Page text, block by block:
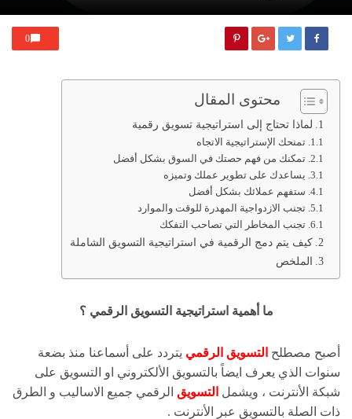
0
محتوى المقال
لماذا تحتاج إلى استراتيجية تسويق رقمية
تمنحك الإستراتيجية الاتجاه
تمكنك من فهم حصتك في السوق بشكل أفضل
يساعدك على تطوير عملك وتميزه
ستفهم عملائك بشكل أفضل
تجنب الازدواجية المهدرة للوقت والموارد
تجنب المخاطر التي تصاحب التفكك
كيف يتم دمج الرقمية في استراتيجية التسويق الشاملة
الملخص
ما أهمية استراتيجية التسويق الرقمي ؟
أصبح مصطلح التسويق الرقمي يتردد على أسماعنا منذ بضعة
سنوات الذي يعرف ايضاً بالتسويق الألكتروني او التسويق على
شبكة الأنترنت ، ويشمل التسويق الرقمي جميع الاساليب و الطرق
ذات الصلة بالتسويق عبر الأنترنت .